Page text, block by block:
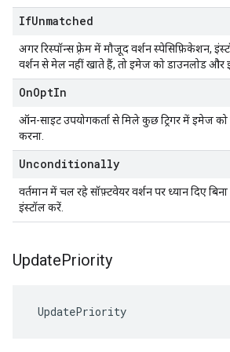
IfUnmatched
अगर रिस्पॉन्स फ़्रेम में मौजूद वर्शन स्पेसिफ़िकेशन,
वर्शन से मेल नहीं खाते हैं, तो इमेज को डाउनलोड और
OnOptIn
ऑन-साइट उपयोगकर्ता से मिले कुछ ट्रिगर में इमेज
करना.
Unconditionally
वर्तमान में चल रहे सॉफ़्टवेयर वर्शन पर ध्यान दिए
इंस्टॉल करें.
UpdatePriority
UpdatePriority